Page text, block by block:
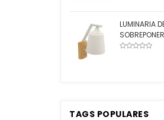
LUMINARIA
TAGS POPULARES